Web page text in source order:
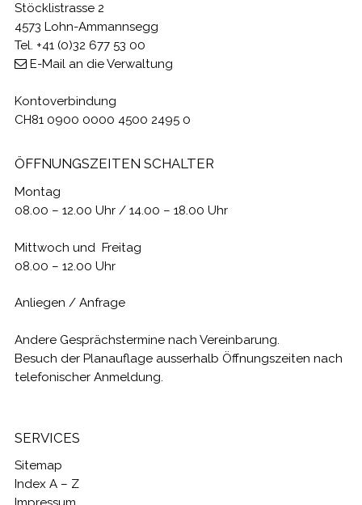
Stöcklistrasse 2
4573 Lohn-Ammannsegg
Tel. +41 (0)32 677 53 00
E-Mail an die Verwaltung
Kontoverbindung
CH81 0900 0000 4500 2495 0
ÖFFNUNGSZEITEN SCHALTER
Montag
08.00 – 12.00 Uhr / 14.00 – 18.00 Uhr
Mittwoch und Freitag
08.00 – 12.00 Uhr
Anliegen / Anfrage
Andere Gesprächstermine nach Vereinbarung.
Besuch der Planauflage ausserhalb Öffnungszeiten nach
telefonischer Anmeldung.
SERVICES
Sitemap
Index A – Z